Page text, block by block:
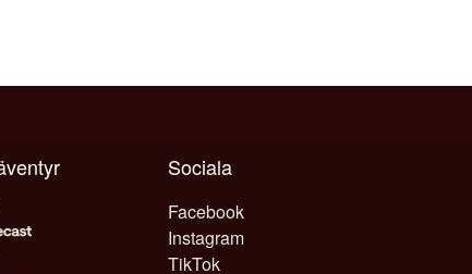
Sociala
Facebook
Instagram
TikTok